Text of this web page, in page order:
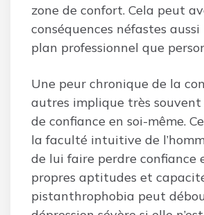
zone de confort. Cela peut
conséquences néfastes
plan professionnel que
Une peur chronique de la
autres implique très
de confiance en soi-même.
la faculté intuitive de
de lui faire perdre confiance
propres aptitudes et
pistanthrophobia peut